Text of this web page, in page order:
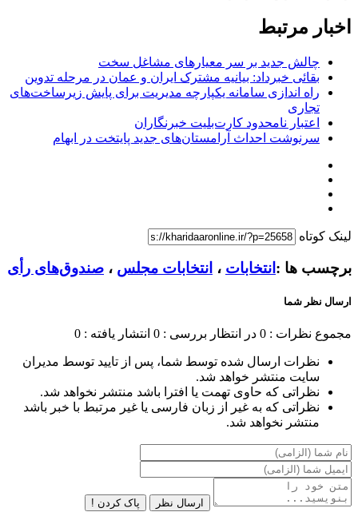
اخبار مرتبط
چالش جدید بر سر معیارهای مشاغل سخت
بقائی خبرداد: بیانیه مشترک ایران و عمان در مرحله تدوین
راه اندازی سامانه یکپارچه مدیریت برای پایش زیرساخت‌های
تجاری
اعتبار نامحدود کارت‌بلیت خبرنگاران
سرنوشت احداث آرامستان‌های جدید پایتخت در ابهام
لینک کوتاه
برچسب ها : انتخابات ، انتخابات مجلس ، صندوق‌های رأی
ارسال نظر شما
مجموع نظرات : 0 در انتظار بررسی : 0 انتشار یافته : 0
نظرات ارسال شده توسط شما، پس از تایید توسط مدیران
سایت منتشر خواهد شد.
نظراتی که حاوی تهمت یا افترا باشد منتشر نخواهد شد.
نظراتی که به غیر از زبان فارسی یا غیر مرتبط با خبر باشد
منتشر نخواهد شد.
ارسال نظر پاک کردن !